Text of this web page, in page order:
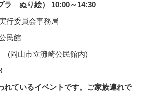
ラ ぬり絵） 10:00～14:30
行委員会事務局
民館
(岡山市立灘崎公民館内)
れているイベントです。ご家族連れで